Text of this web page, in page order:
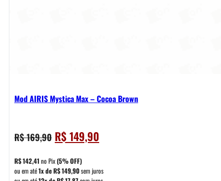
Mod AIRIS Mystica Max – Cocoa Brown
R$169,90 O
preço
original
era:
R$149,90
preço
é:
R$142,41 no Pix(5% OFF)
ou em até1x deR$149,90sem juros